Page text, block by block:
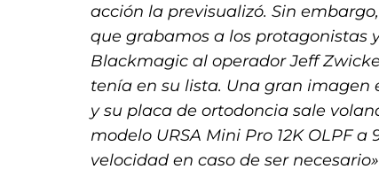
acción la previsualizó. Sin
que grabamos a los protagonistas
Blackmagic al operador Jeff
tenía en su lista. Una gran imagen
y su placa de ortodoncia sale
modelo URSA Mini Pro 12K OLPF
velocidad en caso de ser necesario»